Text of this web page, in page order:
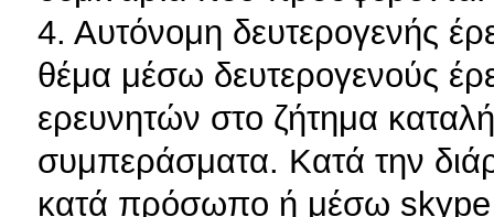
4. Αυτόνομη δευτερογενής
θέμα μέσω δευτερογενούς
ερευνητών στο ζήτημα
συμπεράσματα. Κατά την
κατά πρόσωπο ή μέσω skype